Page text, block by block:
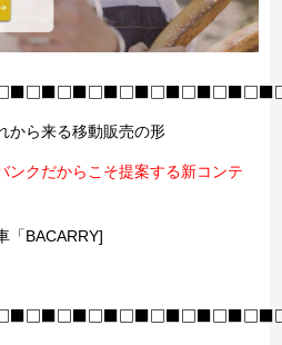
から来る移動販売の形
ンクだからこそ提案する新コンテ
「BACARRY]